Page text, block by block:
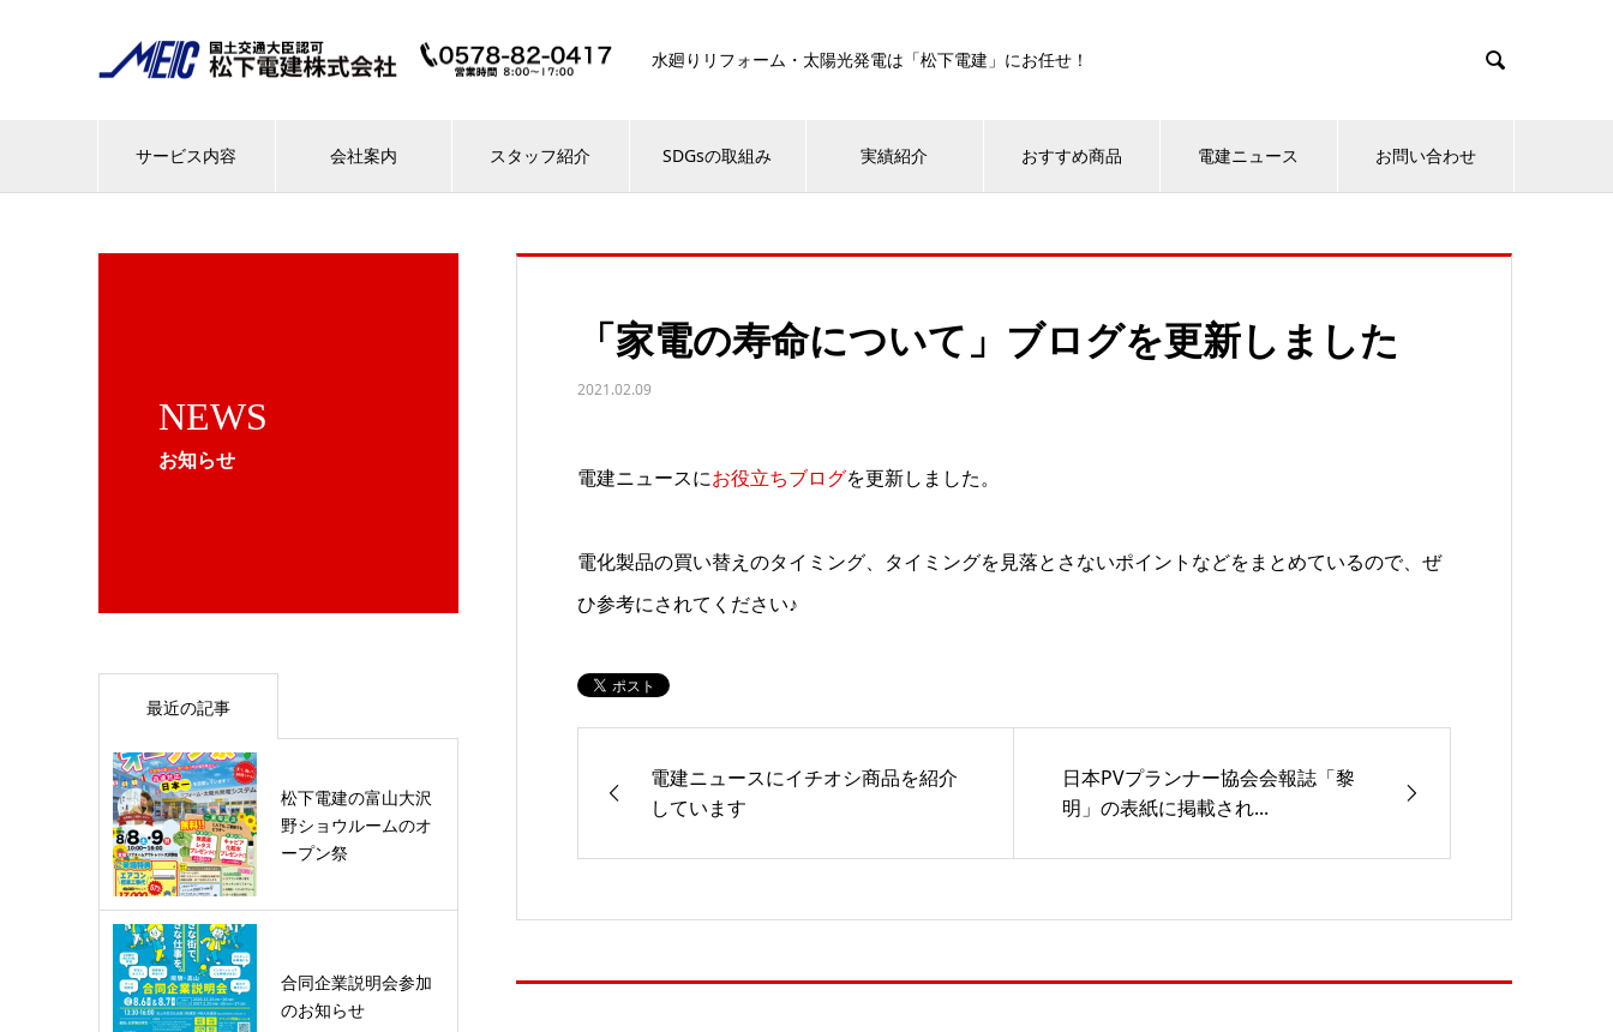
水廻りリフォーム・太陽光発電は「松下電建」にお任せ！ 
サービス内容 会社案内 スタッフ紹介 SDGsの取組み 実績紹介 おすすめ商品 電建ニュース お問い合わせ
NEWS
お知らせ
「家電の寿命について」ブログを更新しました
2021.02.09
電建ニュースにお役立ちブログを更新しました。
電化製品の買い替えのタイミング、タイミングを見落とさないポイントなどをまとめているので、ぜ
ひ参考にされてください♪
電建ニュースにイチオシ商品を紹介
しています
日本PVプランナー協会会報誌「黎
明」の表紙に掲載され...
最近の記事
松下電建の富山大沢
野ショウルームのオ
ープン祭
合同企業説明会参加
のお知らせ